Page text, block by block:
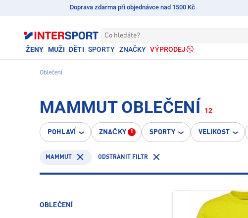
Doprava zdarma při objednávce nad 1500 Kč
Co hledáte?
ŽENY MUŽI DĚTI SPORTY ZNAČKY VÝPRODEJ
Oblečení
MAMMUT OBLEČENÍ 12
POHLAVÍ ZNAČKY 1 SPORTY VELIKOST
MAMMUT ODSTRANIT FILTR
OBLEČENÍ